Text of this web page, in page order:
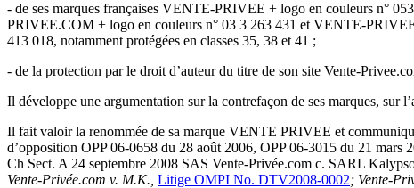
- de ses marques françaises VENTE-PRIVEE + logo en couleurs n°
PRIVEE.COM + logo en couleurs n° 03 3 263 431 et VENTE-
413 018, notamment protégées en classes 35, 38 et 41 ;
- de la protection par le droit d’auteur du titre de son site Vente-
Il développe une argumentation sur la contrefaçon de ses marques, sur
Il fait valoir la renommée de sa marque VENTE PRIVEE et
d’opposition OPP 06-0658 du 28 août 2006, OPP 06-3015 du 21
Ch Sect. A 24 septembre 2008 SAS Vente-Privée.com c. SARL
Vente-Privée.com v. M.K., Litige OMPI No. DTV2008-0002; Vente-